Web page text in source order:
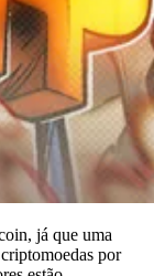
já que uma
por